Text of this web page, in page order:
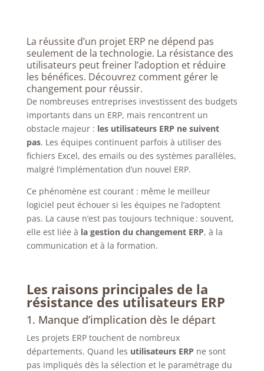
La réussite d’un projet ERP ne dépend pas
seulement de la technologie. La résistance des
utilisateurs peut freiner l’adoption et réduire
les bénéfices. Découvrez comment gérer le
changement pour réussir.
De nombreuses entreprises investissent des budgets
importants dans un ERP, mais rencontrent un
obstacle majeur : les utilisateurs ERP ne suivent
pas. Les équipes continuent parfois à utiliser des
fichiers Excel, des emails ou des systèmes parallèles,
malgré l’implémentation d’un nouvel ERP.
Ce phénomène est courant : même le meilleur
logiciel peut échouer si les équipes ne l’adoptent
pas. La cause n’est pas toujours technique : souvent,
elle est liée à la gestion du changement ERP, à la
communication et à la formation.
Les raisons principales de la
résistance des utilisateurs ERP
1. Manque d’implication dès le départ
Les projets ERP touchent de nombreux
départements. Quand les utilisateurs ERP ne sont
pas impliqués dès la sélection et le paramétrage du